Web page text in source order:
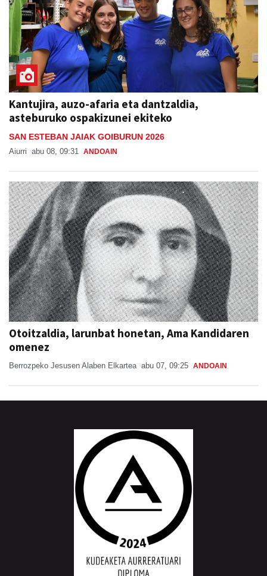
Kantujira, auzo-afaria eta dantzaldia,
asteburuko ospakizunei ekiteko
SAN ESTEBAN JAIAK GOIBURUN 2026
Aiurri abu 08, 09:31 ANDOAIN
Otoitzaldia, larunbat honetan, Ama Kandidaren
omenez
Berrozpeko Jesusen Alaben Elkartea abu 07, 09:25 ANDOAIN